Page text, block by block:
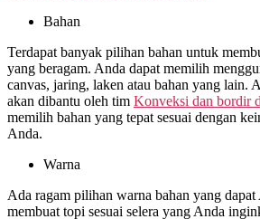
Bahan
Terdapat banyak pilihan bahan untuk
yang beragam. Anda dapat memilih
canvas, jaring, laken atau bahan yang lain.
akan dibantu oleh tim Konveksi dan bordir
memilih bahan yang tepat sesuai dengan
Anda.
Warna
Ada ragam pilihan warna bahan yang
membuat topi sesuai selera yang Anda